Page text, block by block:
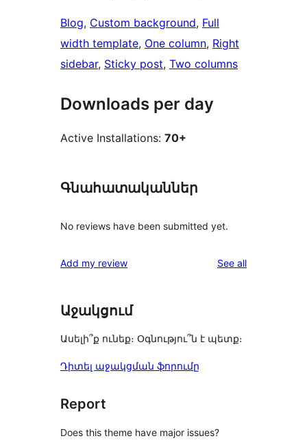
Blog, Custom background, Full
width template, One column, Right
sidebar, Sticky post, Two columns
Downloads per day
Active Installations: 70+
Գնահատականներ
No reviews have been submitted yet.
Add my review See allreviews
Աջակցում
Ասելի՞ք ունեք։ Օգնությու՞ն է պետք։
Դիտել աջակցման ֆորումը
Report
Does this theme have major issues?